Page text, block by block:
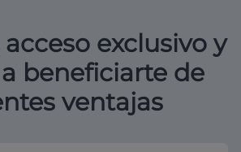
exclusivo y
beneficiarte de
ventajas